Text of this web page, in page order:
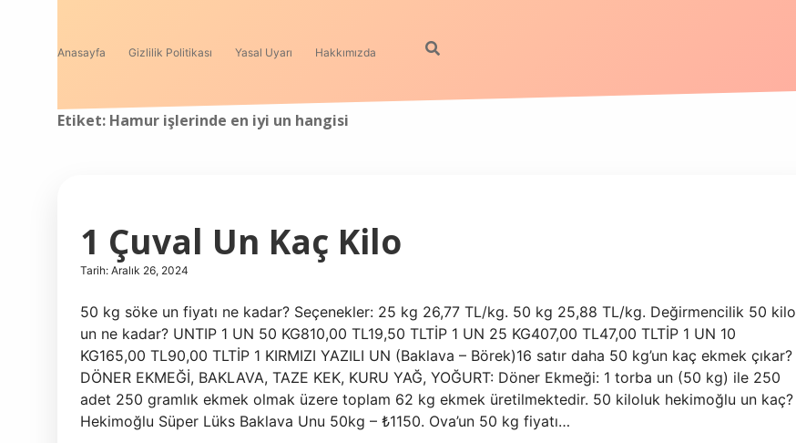
Anasayfa Gizlilik Politikası Yasal Uyarı Hakkımızda
Etiket: Hamur işlerinde en iyi un hangisi
1 Çuval Un Kaç Kilo
Tarih: Aralık 26, 2024
50 kg söke un fiyatı ne kadar? Seçenekler: 25 kg 26,77 TL/kg. 50 kg 25,88 TL/kg. Değirmencilik 50 kilo
un ne kadar? UNTIP 1 UN 50 KG810,00 TL19,50 TLTİP 1 UN 25 KG407,00 TL47,00 TLTİP 1 UN 10
KG165,00 TL90,00 TLTİP 1 KIRMIZI YAZILI UN (Baklava – Börek)16 satır daha 50 kg’un kaç ekmek çıkar?
DÖNER EKMEĞİ, BAKLAVA, TAZE KEK, KURU YAĞ, YOĞURT: Döner Ekmeği: 1 torba un (50 kg) ile 250
adet 250 gramlık ekmek olmak üzere toplam 62 kg ekmek üretilmektedir. 50 kiloluk hekimoğlu un kaç?
Hekimoğlu Süper Lüks Baklava Unu 50kg – ₺1150. Ova’un 50 kg fiyatı…